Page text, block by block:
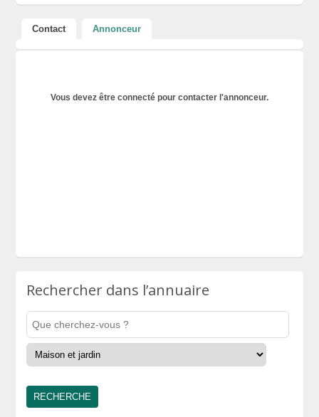
Contact Annonceur
Vous devez être connecté pour contacter l'annonceur.
Rechercher dans l’annuaire